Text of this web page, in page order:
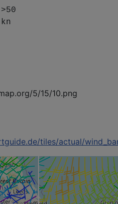
>50
kn
5/15/10.png
tiles/actual/